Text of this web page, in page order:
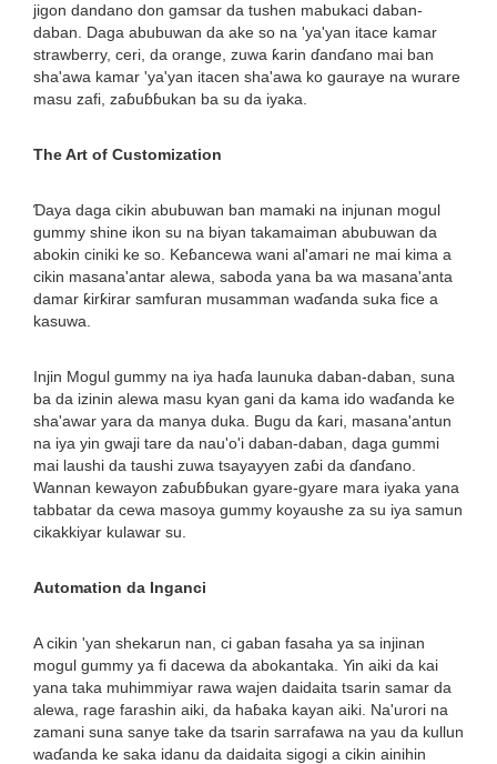
jigon dandano don gamsar da tushen mabukaci daban-
daban. Daga abubuwan da ake so na 'ya'yan itace kamar
strawberry, ceri, da orange, zuwa ƙarin ɗanɗano mai ban
sha'awa kamar 'ya'yan itacen sha'awa ko gauraye na wurare
masu zafi, zaɓuɓɓukan ba su da iyaka.
The Art of Customization
Ɗaya daga cikin abubuwan ban mamaki na injunan mogul
gummy shine ikon su na biyan takamaiman abubuwan da
abokin ciniki ke so. Keɓancewa wani al'amari ne mai kima a
cikin masana'antar alewa, saboda yana ba wa masana'anta
damar ƙirƙirar samfuran musamman waɗanda suka fice a
kasuwa.
Injin Mogul gummy na iya haɗa launuka daban-daban, suna
ba da izinin alewa masu kyan gani da kama ido waɗanda ke
sha'awar yara da manya duka. Bugu da ƙari, masana'antun
na iya yin gwaji tare da nau'o'i daban-daban, daga gummi
mai laushi da taushi zuwa tsayayyen zaɓi da ɗanɗano.
Wannan kewayon zaɓuɓɓukan gyare-gyare mara iyaka yana
tabbatar da cewa masoya gummy koyaushe za su iya samun
cikakkiyar kulawar su.
Automation da Inganci
A cikin 'yan shekarun nan, ci gaban fasaha ya sa injinan
mogul gummy ya fi dacewa da abokantaka. Yin aiki da kai
yana taka muhimmiyar rawa wajen daidaita tsarin samar da
alewa, rage farashin aiki, da haɓaka kayan aiki. Na'urori na
zamani suna sanye take da tsarin sarrafawa na yau da kullun
waɗanda ke saka idanu da daidaita sigogi a cikin ainihin